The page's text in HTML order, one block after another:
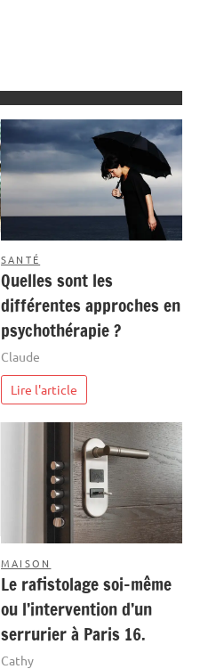
SANTÉ
Quelles sont les
différentes approches en
psychothérapie ?
Claude
Lire l'article
MAISON
Le rafistolage soi-même
ou l’intervention d’un
serrurier à Paris 16.
Cathy